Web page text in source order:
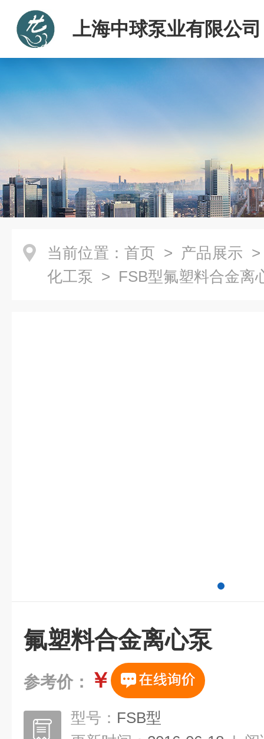
上海中球泵业有限公司
当前位置： 首页 > 产品展示
化工泵 > FSB型氟塑料合金离
氟塑料合金离心泵
参考价： ￥
型号： FSB型